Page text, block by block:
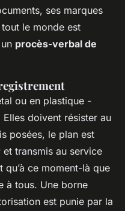
ses marques
le monde est
procès-verbal de
ou en plastique -
doivent résister au
posées, le plan est
et transmis au service
qu’à ce moment-là que
à tous. Une borne
est punie par la